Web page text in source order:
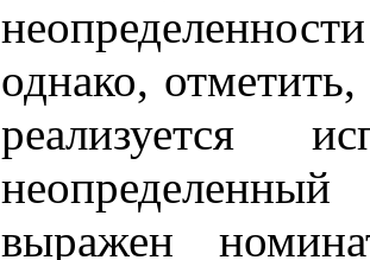
однако,
реализуется
выражен